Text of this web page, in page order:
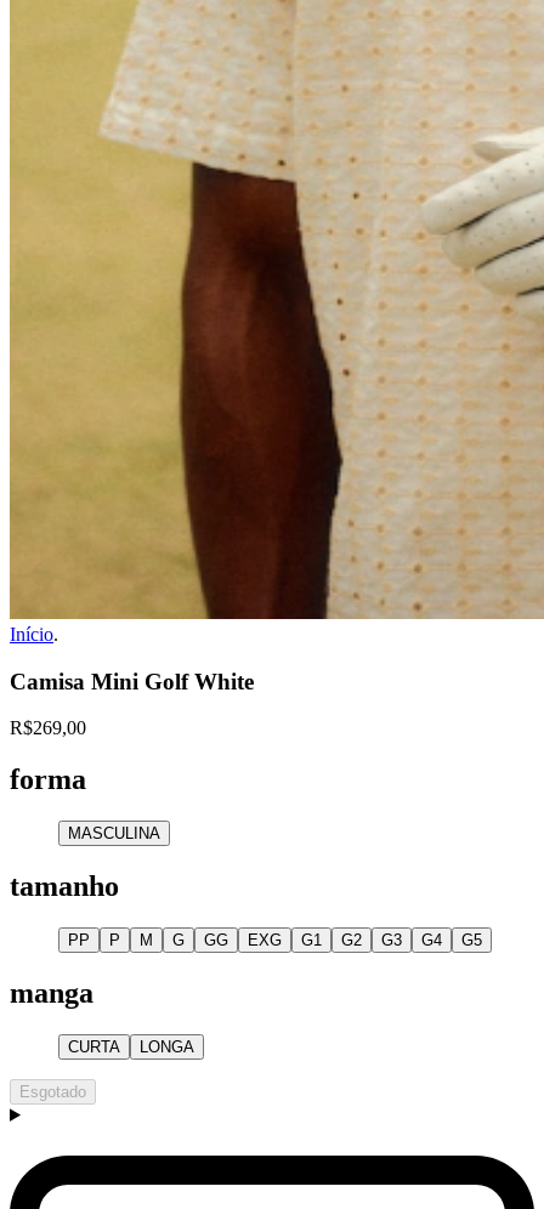
Início.
Camisa Mini Golf White
R$269,00
forma
MASCULINA
tamanho
PP P M G GG EXG G1 G2 G3 G4 G5
manga
CURTA LONGA
Esgotado